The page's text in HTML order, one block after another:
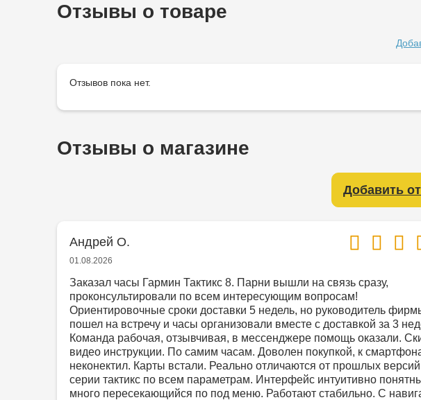
Отзывы о товаре
Отзывов пока нет.
Отзывы о магазине
Добавить
Андрей О.
01.08.2026
Заказал часы Гармин Тактикс 8. Парни вышли на связь сразу,
проконсультировали по всем интересующим вопросам!
Ориентировочные сроки доставки 5 недель, но руководитель
пошел на встречу и часы организовали вместе с доставкой за 3
Команда рабочая, отзывчивая, в мессенджере помощь оказали.
видео инструкции. По самим часам. Доволен покупкой, к
неконектил. Карты встали. Реально отличаются от прошлых версий
серии тактикс по всем параметрам. Интерфейс интуитивно
много пересекающийся по под меню. Работают стабильно. С